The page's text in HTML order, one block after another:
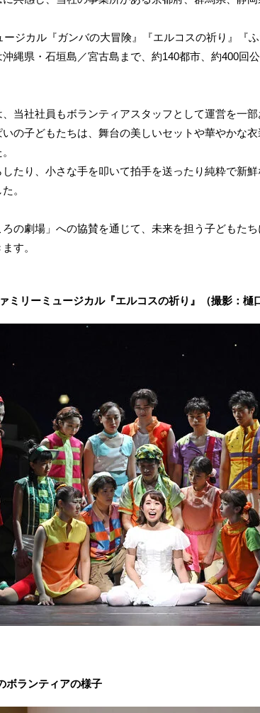
ジカル『ガンバの大冒険』『エルコスの祈り』『
縄県・石垣島／宮古島まで、約140都市、約400回
当社社員もボランティアスタッフとして運営を一部
の子どもたちは、舞台の美しいセットや華やかな
たり、小さな手を叩いて拍手を送ったり純粋で新
。
の劇場」への協賛を通じて、未来を担う子どもた
す。​
ミリーミュージカル『エルコスの祈り』（撮影：樋
ボランティアの様子